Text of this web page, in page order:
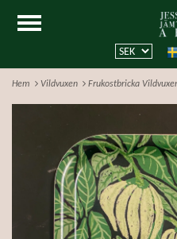
Hem Vildvuxen Frukostbricka